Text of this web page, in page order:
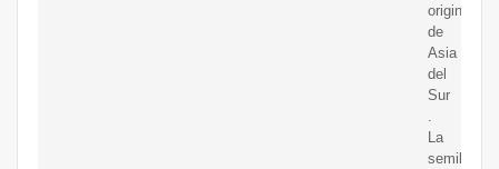
originaria
de
Asia
del
Sur
La
semilla